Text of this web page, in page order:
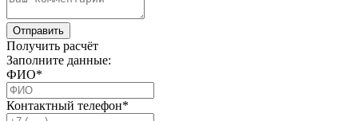
Получить расчёт
Заполните данные:
ФИО*
Контактный телефон*